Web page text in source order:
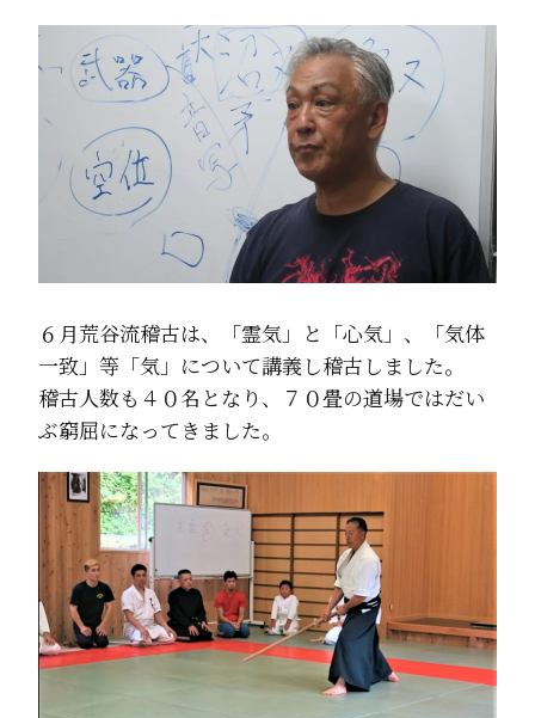
６月荒谷流稽古は、「霊気」と「心気」、「気体
一致」等「気」について講義し稽古しました。
稽古人数も４０名となり、７０畳の道場ではだい
ぶ窮屈になってきました。